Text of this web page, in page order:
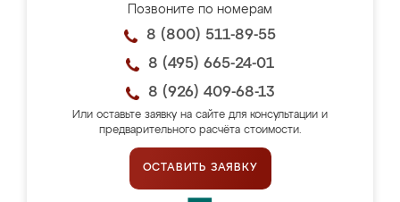
Позвоните по номерам
8 (800) 511-89-55
8 (495) 665-24-01
8 (926) 409-68-13
Или оставьте заявку на сайте для консультации и
предварительного расчёта стоимости.
ОСТАВИТЬ ЗАЯВКУ